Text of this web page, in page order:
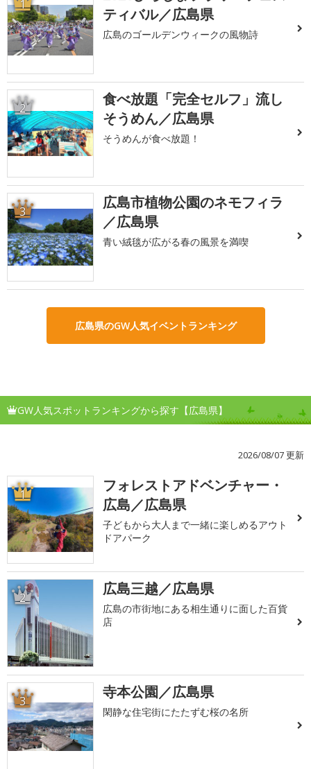
1
ティバル／広島県
広島のゴールデンウィークの風物詩
2
食べ放題「完全セルフ」流し
そうめん／広島県
そうめんが食べ放題！
3
広島市植物公園のネモフィラ
／広島県
青い絨毯が広がる春の風景を満喫
広島県のGW人気イベントランキング
GW人気スポットランキングから探す【広島県】
2026/08/07 更新
1
フォレストアドベンチャー・
広島／広島県
子どもから大人まで一緒に楽しめるアウト
ドアパーク
2 広島三越／広島県
広島の市街地にある相生通りに面した百貨
店
3 寺本公園／広島県
閑静な住宅街にたたずむ桜の名所